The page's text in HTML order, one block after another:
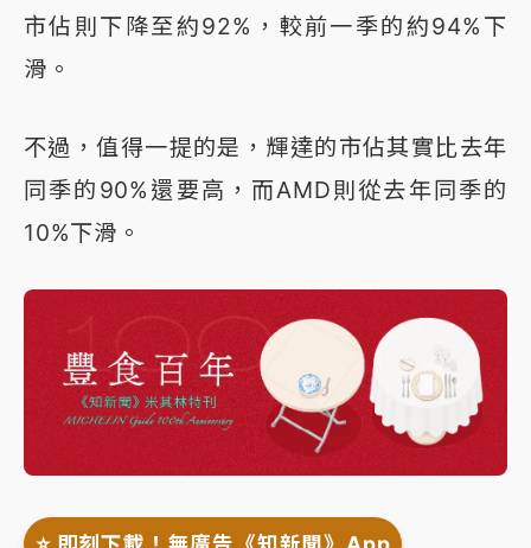
市佔則下降至約92%，較前一季的約94%下
滑。
不過，值得一提的是，輝達的市佔其實比去年
同季的90%還要高，而AMD則從去年同季的
10%下滑。